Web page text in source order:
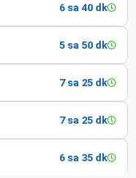
6 sa 40 dk
5 sa 50 dk
7 sa 25 dk
7 sa 25 dk
6 sa 35 dk